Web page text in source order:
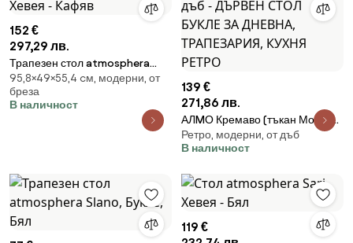
152 €
297,29 лв.
Трапезен стол atmosphera
Cleon, Бреза, Хевея - Кафяв
95,8×49×55,4 cм, модерни, от
бреза
В наличност
139 €
271,86 лв.
АЛMО Кремаво (тъкан Монза
90)/рамка лакиран дъб -
ДЪРВЕН СТОЛ БУКЛЕ ЗА
КУХНЯ РЕТРО
Ретро, модерни, от дъб
В наличност
119 €